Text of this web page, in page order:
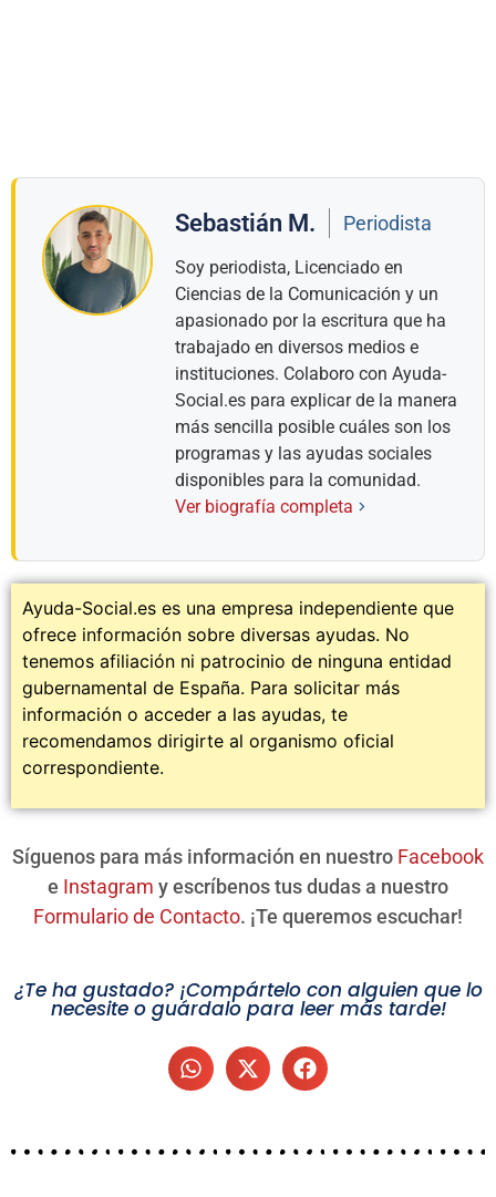
Sebastián M. Periodista
Soy periodista, Licenciado en
Ciencias de la Comunicación y un
apasionado por la escritura que ha
trabajado en diversos medios e
instituciones. Colaboro con Ayuda-
Social.es para explicar de la manera
más sencilla posible cuáles son los
programas y las ayudas sociales
disponibles para la comunidad.
Ver biografía completa
Ayuda-Social.es es una empresa independiente que
ofrece información sobre diversas ayudas. No
tenemos afiliación ni patrocinio de ninguna entidad
gubernamental de España. Para solicitar más
información o acceder a las ayudas, te
recomendamos dirigirte al organismo oficial
correspondiente.
Síguenos para más información en nuestro Facebook
e Instagram y escríbenos tus dudas a nuestro
Formulario de Contacto. ¡Te queremos escuchar!
¿Te ha gustado? ¡Compártelo con alguien que lo
necesite o guárdalo para leer más tarde!